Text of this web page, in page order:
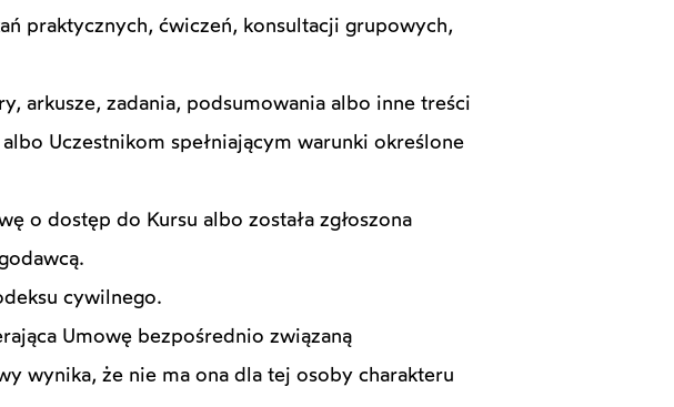
praktycznych, ćwiczeń, konsultacji grupowych,
arkusze, zadania, podsumowania albo inne treści
Uczestnikom spełniającym warunki określone
o dostęp do Kursu albo została zgłoszona
cywilnego.
Umowę bezpośrednio związaną
wynika, że nie ma ona dla tej osoby charakteru